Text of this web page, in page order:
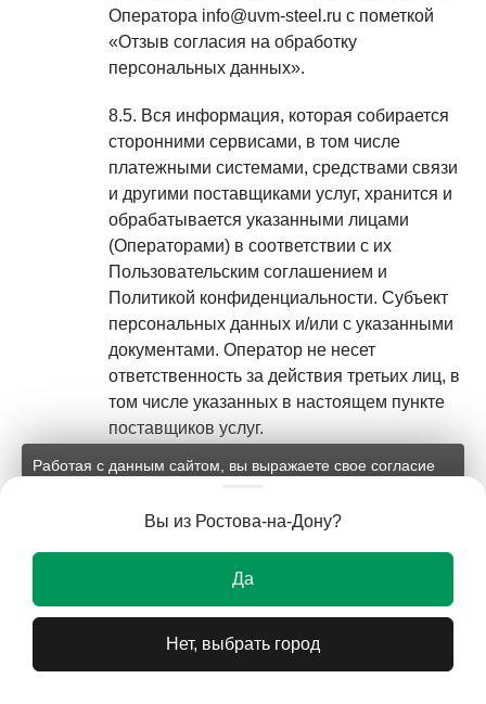
Оператора info@uvm-steel.ru с пометкой
«Отзыв согласия на обработку
персональных данных».
Вся информация, которая собирается
сторонними сервисами, в том числе
платежными системами, средствами связи
и другими поставщиками услуг, хранится и
обрабатывается указанными лицами
(Операторами) в соответствии с их
Пользовательским соглашением и
Политикой конфиденциальности. Субъект
персональных данных и/или с указанными
документами. Оператор не несет
ответственность за действия третьих лиц, в
том числе указанных в настоящем пункте
поставщиков услуг.
Установленные субъектом
передачу (кроме предоставления доступа),
а также на обработку или условия
обработки (кроме получения доступа)
персональных данных, разрешенных для
обработки персональных данных в
Вы из Ростова-на-Дону?
Да
Нет, выбрать город
Работая с данным сайтом, вы выражаете свое согласие
данных на условиях, изложенных в
соответствующих